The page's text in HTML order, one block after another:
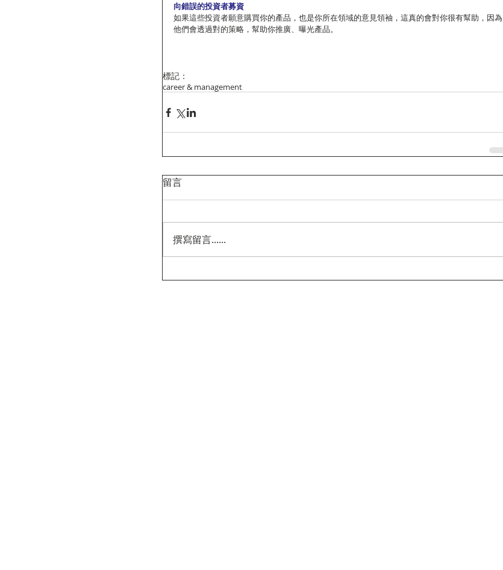
向錯誤的投資者募資
如果這些投資者願意購買你的產品，也是你所在領域的意見領袖，這真的會對你很有幫助，因為
他們會透過對的策略，幫助你推廣、曝光產品。
標記：
career & management
留言
撰寫留言......